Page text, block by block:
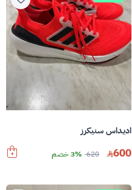
اديداس سنيكرز
600
620 3% خصم